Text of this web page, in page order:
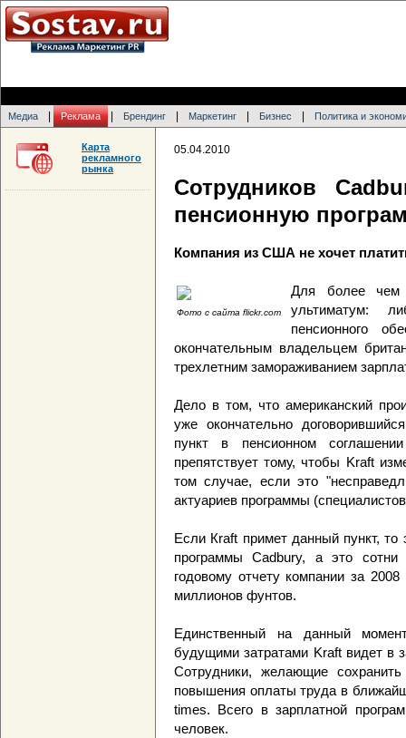
Медиа Реклама Брендинг Маркетинг Бизнес Политика и
05.04.2010
Сотрудников
пенсионную
Компания из США не хочет
Фото с сайта flickr.com
Для более чем
ультиматум:
пенсионного
окончательным владельцем
трехлетним замораживанием
Дело в том, что американский
уже окончательно
пункт в пенсионном
препятствует тому, чтобы Kraft
том случае, если это
актуариев программы
Если Кraft примет данный пункт, то
программы Сadbury, а это сотни
годовому отчету компании за
миллионов фунтов.
Единственный на данный
будущими затратами Kraft видет в
Сотрудники, желающие
повышения оплаты труда в
times. Всего в зарплатной
человек.
Карта
рекламного
рынка